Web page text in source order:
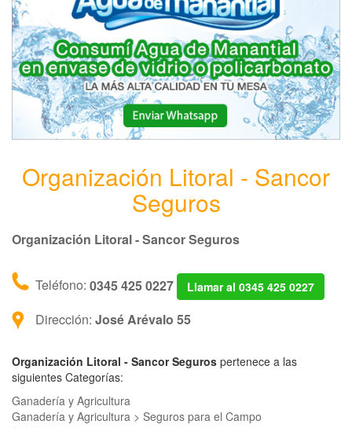
Organización Litoral - Sancor
Seguros
Organización Litoral - Sancor Seguros
Teléfono: 0345 425 0227 Llamar al 0345 425 0227
Dirección: José Arévalo 55
Organización Litoral - Sancor Seguros pertenece a las
siguientes Categorías:
Ganadería y Agricultura
Ganadería y Agricultura > Seguros para el Campo